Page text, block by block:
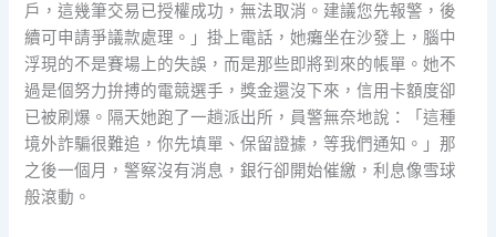
戶，這幾筆交易已授權成功，無法取消。建議您先報警，後
續可申請爭議款處理。」掛上電話，她癱坐在沙發上，腦中
浮現的不是賽場上的失誤，而是那些即將到來的帳單。她不
過是個努力拚搏的電競選手，獎金還沒下來，信用卡額度卻
已被刷爆。隔天她跑了一趟派出所，員警無奈地說：「這種
境外詐騙很難追，你先填單、保留證據，等我們通知。」那
之後一個月，警察沒有消息，銀行卻開始催繳，利息像雪球
般滾動。